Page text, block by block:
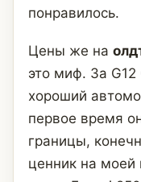
понравилось.
Цены же на
это миф. За
хороший
первое время
границы,
ценник на